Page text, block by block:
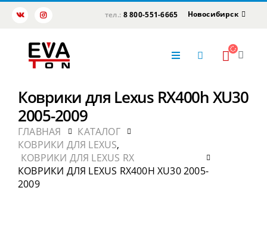
тел.: 8 800-551-6665 Новосибирск
Коврики для Lexus RX400h XU30
2005-2009
ГЛАВНАЯ
КАТАЛОГ
КОВРИКИ ДЛЯ LEXUS,
КОВРИКИ ДЛЯ LEXUS RX
КОВРИКИ ДЛЯ LEXUS RX400H XU30 2005-
2009